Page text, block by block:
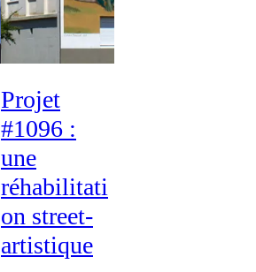
Projet
#1096 :
une
réhabilitati
on street-
artistique